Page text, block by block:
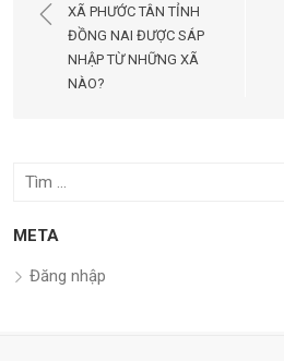
hướng
viết
XÃ PHƯỚC TÂN TỈNH
ĐỒNG NAI ĐƯỢC SÁP
NHẬP TỪ NHỮNG XÃ
NÀO?
Tìm
quả
META
Đăng nhập